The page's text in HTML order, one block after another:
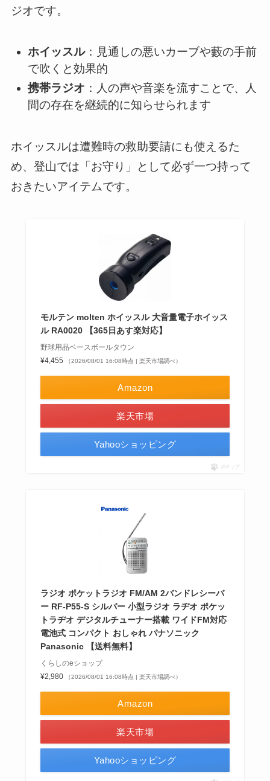
ジオです。
ホイッスル：見通しの悪いカーブや藪の手前
で吹くと効果的
携帯ラジオ ：人の声や音楽を流すことで、人
間の存在を継続的に知らせられます
ホイッスルは遭難時の救助要請にも使えるた
め、登山では「お守り」として必ず一つ持って
おきたいアイテムです。
モルテン molten ホイッスル 大音量電子ホイッス
ル RA0020 【365日あす楽対応】
野球用品ベースボールタウン
¥4,455
（2026/08/01 16:08時点 | 楽天市場調べ）
Amazon
楽天市場
Yahooショッピング
ポチップ
ラジオ ポケットラジオ FM/AM 2バンドレシーバ
ー RF-P55-S シルバー 小型ラジオ ラヂオ ポケッ
トラヂオ デジタルチューナー搭載 ワイドFM対応
電池式 コンパクト おしゃれ パナソニック
Panasonic 【送料無料】
くらしのeショップ
¥2,980
（2026/08/01 16:08時点 | 楽天市場調べ）
Amazon
楽天市場
Yahooショッピング